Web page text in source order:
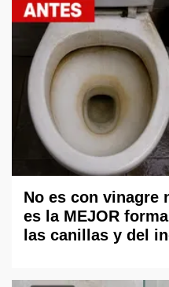
No es con vinagre
es la MEJOR
las canillas y del